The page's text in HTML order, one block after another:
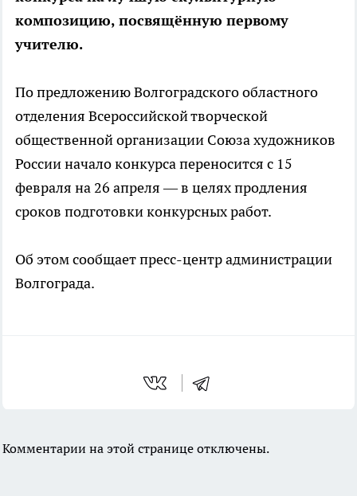
композицию, посвящённую первому
учителю.
По предложению Волгоградского областного
отделения Всероссийской творческой
общественной организации Союза художников
России начало конкурса переносится с 15
февраля на 26 апреля — в целях продления
сроков подготовки конкурсных работ.
Об этом сообщает пресс-центр администрации
Волгограда.
Комментарии на этой странице отключены.